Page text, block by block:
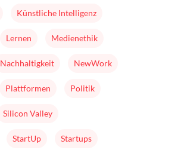
Künstliche Intelligenz
Lernen Medienethik
Nachhaltigkeit NewWork
Plattformen Politik
Silicon Valley
StartUp Startups